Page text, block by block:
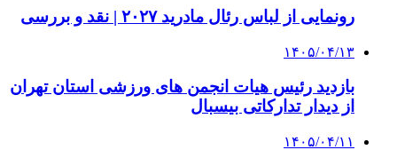
رونمایی از لباس رئال مادرید ۲۰۲۷ | نقد و بررسی
۱۴۰۵/۰۴/۱۳
بازدید رئیس هیات انجمن های ورزشی استان تهران
از دیدار تدارکاتی بیسبال
۱۴۰۵/۰۴/۱۱